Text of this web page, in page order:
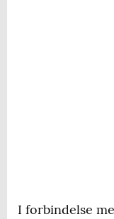
I forbindelse